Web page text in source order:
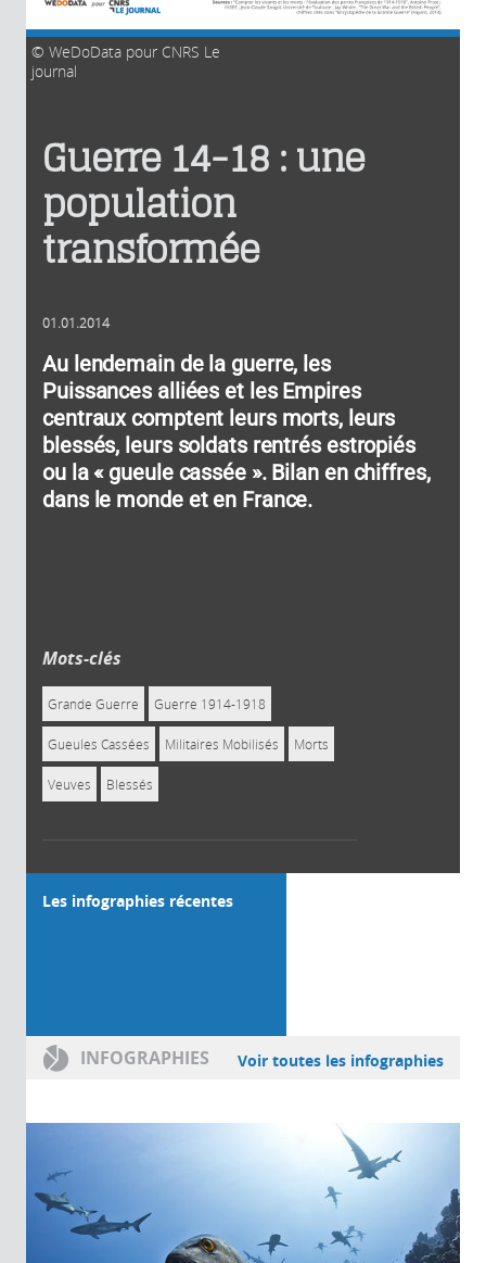
WeDoData pour CNRS Le
journal
Guerre 14-18 : une
population
transformée
01.01.2014
Au lendemain de la guerre, les
Puissances alliées et les Empires
centraux comptent leurs morts, leurs
blessés, leurs soldats rentrés estropiés
ou la « gueule cassée ». Bilan en chiffres,
dans le monde et en France.
Mots-clés
Grande Guerre Guerre 1914-1918
Gueules Cassées Militaires Mobilisés Morts
Veuves Blessés
Les infographies récentes
INFOGRAPHIES Voir toutes les infographies